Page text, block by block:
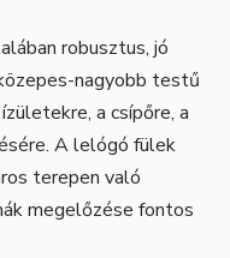
robusztus, jó
nagyobb testű
a csípőre, a
A lelógó fülek
terepen való
megelőzése fontos